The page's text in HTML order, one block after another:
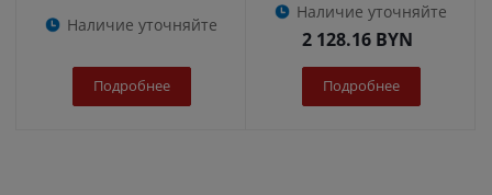
Наличие уточняйте
Подробнее
Наличие уточняйте
2 128.16BYN
Подробнее